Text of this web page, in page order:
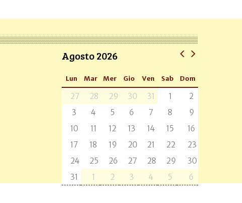
Agosto 2026
Lun Mar Mer Gio Ven Sab Dom
27 28 29 30 31 1
2
3
4 5 6 7 8
9
10
11 12 13 14 15
16
17
18 19 20 21 22
23
24
25 26 27 28 29
30
31
1 2 3 4 5 6